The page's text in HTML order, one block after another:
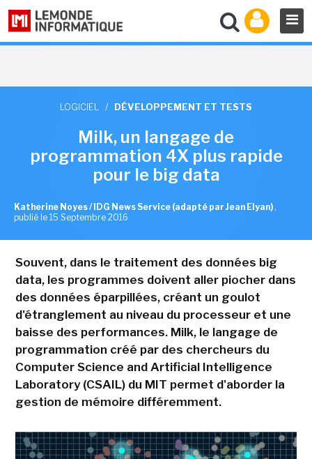
LOGICIEL / DÉVELOPPEMENT ET TESTS
Milk, un langage de
programmation 4X plus rapide
pour le big data
Katherine Noyes / IDG News Service (adapté par Jean Elyan) ,
publié le 15 Septembre 2016
Souvent, dans le traitement des données big
data, les programmes doivent aller piocher dans
des données éparpillées, créant un goulot
d'étranglement au niveau du processeur et une
baisse des performances. Milk, le langage de
programmation créé par des chercheurs du
Computer Science and Artificial Intelligence
Laboratory (CSAIL) du MIT permet d'aborder la
gestion de mémoire différemment.